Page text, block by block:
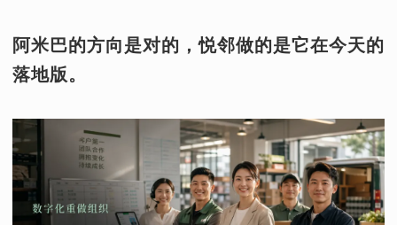
阿米巴的方向是对的，悦邻做的是它在今天的
落地版。